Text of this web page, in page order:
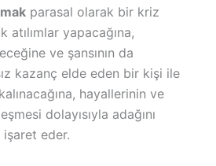
parasal olarak bir kriz
atılımlar yapacağına,
ve şansının da
kazanç elde eden bir kişi ile
hayallerinin ve
dolayısıyla adağını
eder.